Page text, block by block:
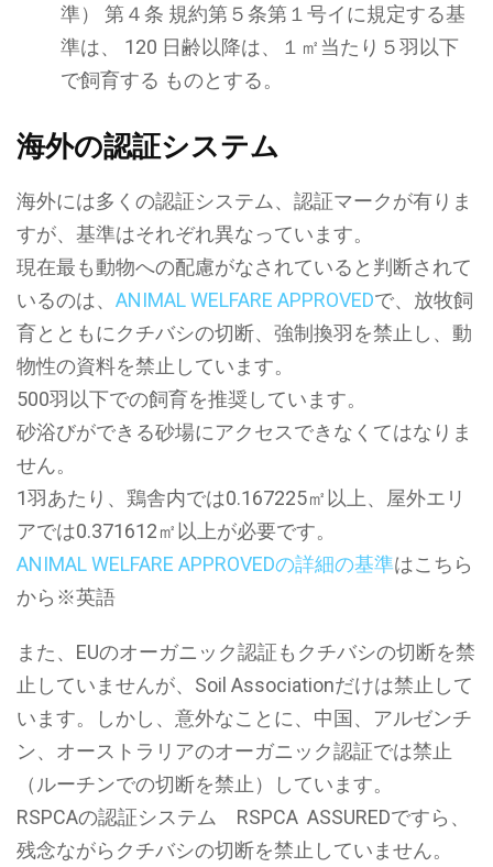
準） 第４条 規約第５条第１号イに規定する基
準は、 120 日齢以降は、１㎡当たり５羽以下
で飼育する ものとする。
海外の認証システム
海外には多くの認証システム、認証マークが有りま
すが、基準はそれぞれ異なっています。
現在最も動物への配慮がなされていると判断されて
いるのは、 ANIMAL WELFARE APPROVEDで、放牧飼
育とともにクチバシの切断、強制換羽を禁止し、動
物性の資料を禁止しています。
500羽以下での飼育を推奨しています。
砂浴びができる砂場にアクセスできなくてはなりま
せん。
1羽あたり、鶏舎内では0.167225㎡以上、屋外エリ
アでは0.371612㎡以上が必要です。
ANIMAL WELFARE APPROVEDの詳細の基準はこちら
から※英語
また、EUのオーガニック認証もクチバシの切断を禁
止していませんが、Soil Associationだけは禁止して
います。しかし、意外なことに、中国、アルゼンチ
ン、オーストラリアのオーガニック認証では禁止
（ルーチンでの切断を禁止）しています。
RSPCAの認証システム RSPCA ASSUREDですら、
残念ながらクチバシの切断を禁止していません。